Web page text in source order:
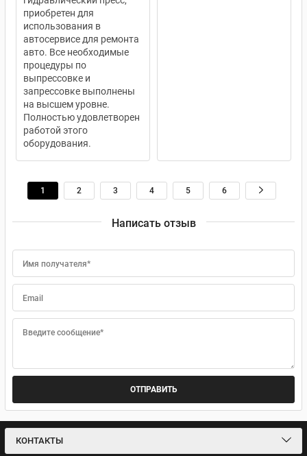
приобретен для
использования в
автосервисе для ремонта
авто. Все необходимые
процедуры по
выпрессовке и
запрессовке выполнены
на высшем уровне.
Полностью удовлетворен
работой этого
оборудования.
1 2 3 4 5 6
Написать отзыв
Имя получателя*
Email
Введите сообщение*
КОНТАКТЫ